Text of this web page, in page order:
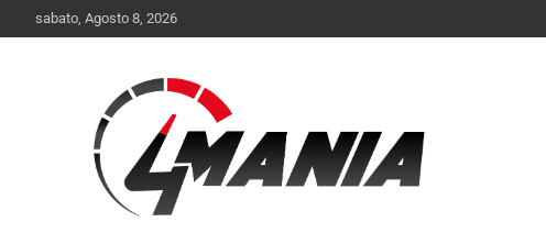
to
sabato, Agosto 8, 2026